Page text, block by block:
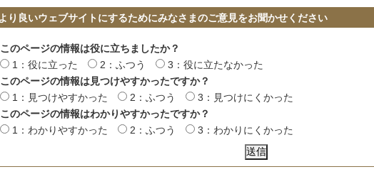
より良いウェブサイトにするためにみなさまのご意見をお聞かせください
このページの情報は役に立ちましたか？
1：役に立った
2：ふつう
3：役に立たなかった
このページの情報は見つけやすかったですか？
1：見つけやすかった
2：ふつう
3：見つけにくかった
このページの情報はわかりやすかったですか？
1：わかりやすかった
2：ふつう 3：わかりにくかった